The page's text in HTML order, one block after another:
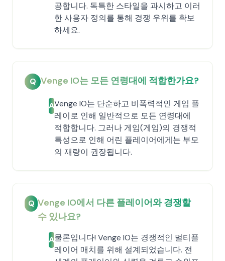
공합니다. 독특한 스타일을 과시하고 이러
한 사용자 정의를 통해 경쟁 우위를 확보
하세요.
Q Venge IO는 모든 연령대에 적합한가요?
AVenge IO는 단순하고 비폭력적인 게임 플
레이로 인해 일반적으로 모든 연령대에
적합합니다. 그러나 게임(게임)의 경쟁적
특성으로 인해 어린 플레이어에게는 부모
의 재량이 권장됩니다.
Q Venge IO에서 다른 플레이어와 경쟁할
수 있나요?
A물론입니다! Venge IO는 경쟁적인 멀티플
레이어 매치를 위해 설계되었습니다. 전